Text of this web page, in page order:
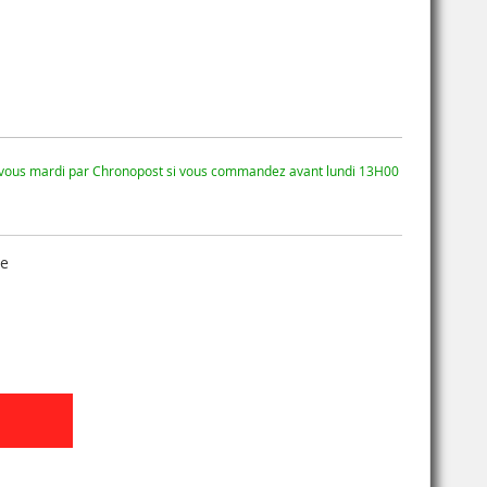
mardi par Chronopost si vous commandez avant lundi 13H00